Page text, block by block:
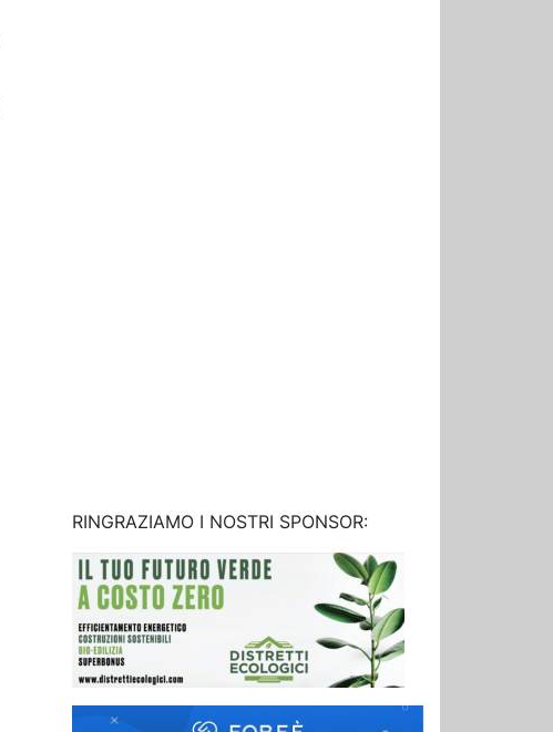
RINGRAZIAMO I NOSTRI SPONSOR: